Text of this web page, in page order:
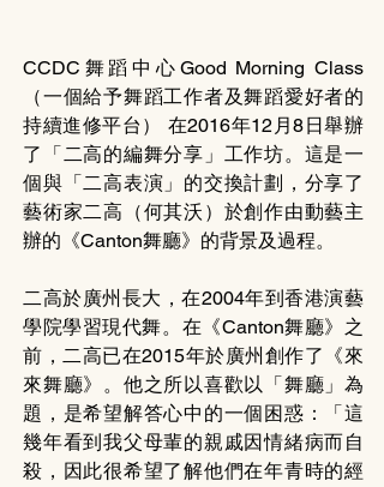
CCDC舞蹈中心Good Morning Class
（一個給予舞蹈工作者及舞蹈愛好者的
持續進修平台） 在2016年12月8日舉辦
了「二高的編舞分享」工作坊。這是一
個與「二高表演」的交換計劃，分享了
藝術家二高（何其沃）於創作由動藝主
辦的《Canton舞廳》的背景及過程。
二高於廣州長大，在2004年到香港演藝
學院學習現代舞。在《Canton舞廳》之
前，二高已在2015年於廣州創作了《來
來舞廳》。他之所以喜歡以「舞廳」為
題，是希望解答心中的一個困惑：「這
幾年看到我父母輩的親戚因情緒病而自
殺，因此很希望了解他們在年青時的經